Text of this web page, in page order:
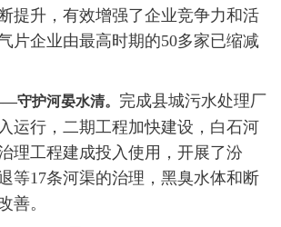
提升，有效增强了企业竞争力和活
片企业由最高时期的50多家已缩减
守护河晏水清。 完成县城污水处理厂
运行，二期工程加快建设，白石河
理工程建成投入使用，开展了汾
等17条河渠的治理，黑臭水体和断
善。